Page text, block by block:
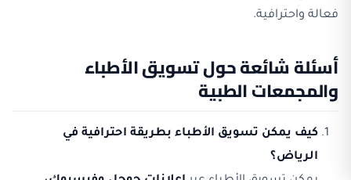
فعالة واحترافية.
أسئلة شائعة حول تسويق الأطباء
والمجمعات الطبية
كيف يمكن تسويق الأطباء بطريقة احترافية في
الرياض؟